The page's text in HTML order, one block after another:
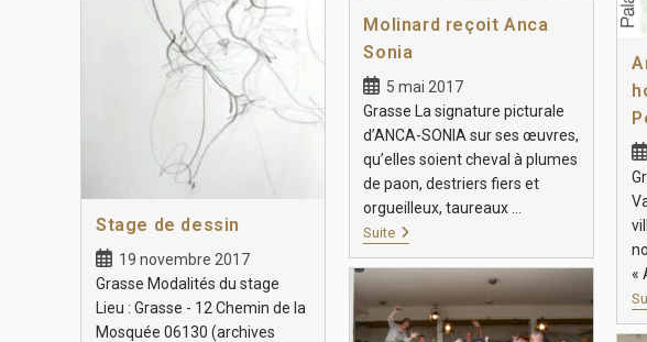
Stage de dessin
19 novembre 2017
Grasse Modalités du stage
Lieu : Grasse - 12 Chemin de la
Mosquée 06130 (archives
Molinard reçoit Anca
Sonia
5 mai 2017
Grasse La signature picturale
d’ANCA-SONIA sur ses œuvres,
qu’elles soient cheval à plumes
de paon, destriers fiers et
orgueilleux, taureaux …
Suite
«